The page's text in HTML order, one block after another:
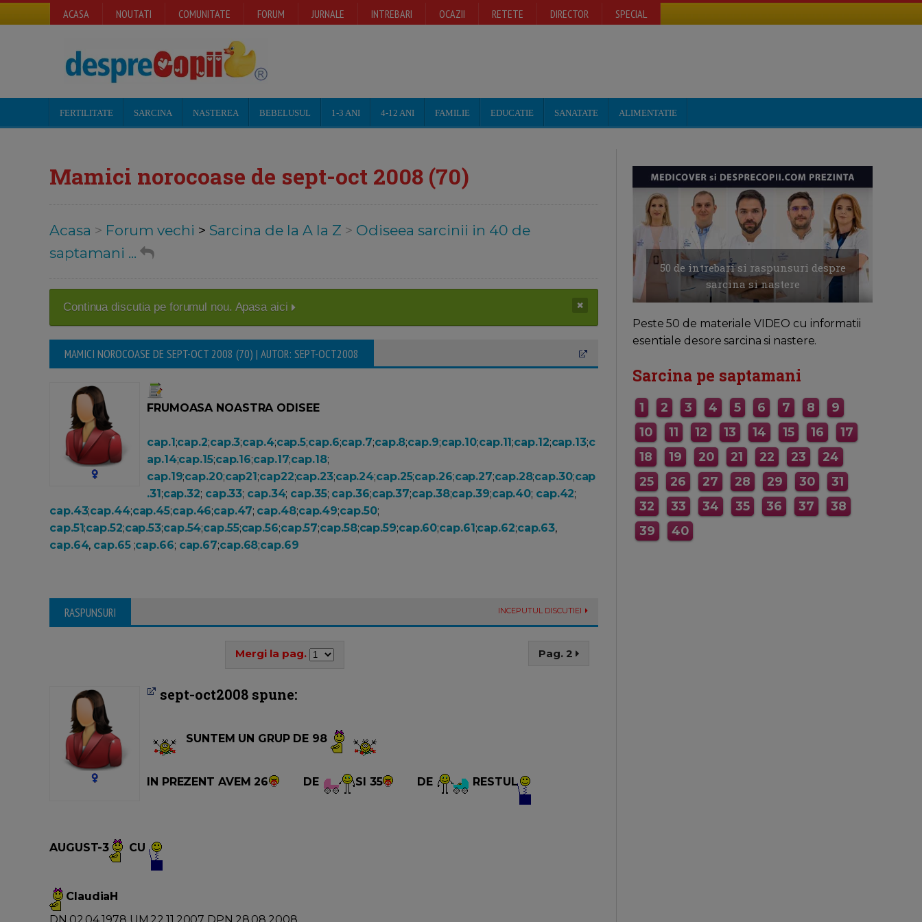
ACASA NOUTATI COMUNITATE FORUM JURNALE INTREBARI OCAZII RETETE DIRECTOR SPECIAL
FERTILITATE SARCINA NASTEREA BEBELUSUL 1-3 ANI 4-12 ANI FAMILIE EDUCATIE SANATATE ALIMENTATIE
Mamici norocoase de sept-oct 2008 (70)
Acasa > Forum vechi > Sarcina de la A la Z > Odiseea sarcinii in 40 de
saptamani ...
Continua discutia pe forumul nou. Apasa aici
MAMICI NOROCOASE DE SEPT-OCT 2008 (70) | AUTOR: SEPT-OCT2008
FRUMOASA NOASTRA ODISEE
cap.1;cap.2;cap.3;cap.4;cap.5;cap.6;cap.7;cap.8;cap.9;cap.10;cap.11;cap.12;cap.13;c
ap.14;cap.15;cap.16;cap.17;cap.18;
cap.19;cap.20;cap21;cap22;cap.23;cap.24;cap.25;cap.26;cap.27;cap.28;cap.30;cap
.31;cap.32; cap.33; cap.34; cap.35; cap.36;cap.37;cap.38;cap.39;cap.40; cap.42;
cap.43;cap.44;cap.45;cap.46;cap.47; cap.48;cap.49;cap.50;
cap.51;cap.52;cap.53;cap.54;cap.55;cap.56;cap.57;cap.58;cap.59;cap.60;cap.61;cap.62;cap.63,
cap.64, cap.65;cap.66; cap.67;cap.68;cap.69
RASPUNSURI INCEPUTUL DISCUTIEI
Mergi la pag. Pag. 2
sept-oct2008 spune:
SUNTEM UN GRUP DE 98
IN PREZENT AVEM 26 DE SI 35 DE RESTUL
AUGUST-3 CU
ClaudiaH
50 de intrebari si raspunsuri despre
sarcina si nastere
Peste 50 de materiale VIDEO cu informatii
esentiale desore sarcina si nastere.
Sarcina pe saptamani
1 2 3 4 5 6 7 8
9
10
11 12 13 14 15 16
17
18
19 20 21 22 23
24
25
26 27 28 29 30
31
32
33 34 35 36 37
38
39
40